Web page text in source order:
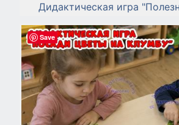
Дидактическая игра
Save